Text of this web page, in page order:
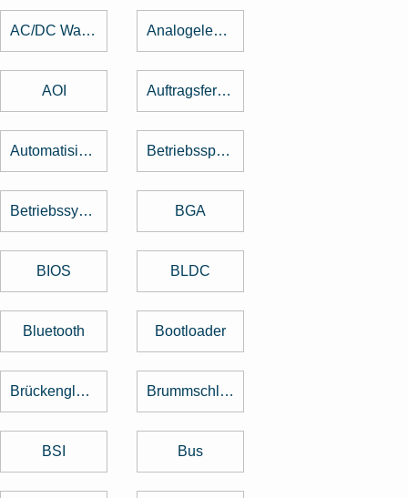
AC/DC Wandler Analogelektronik
AOI Auftragsfertigung
Automatisierung Betriebsspannung
Betriebssystem BGA
BIOS BLDC
Bluetooth Bootloader
Brückengleichrichter Brummschleifen
BSI Bus